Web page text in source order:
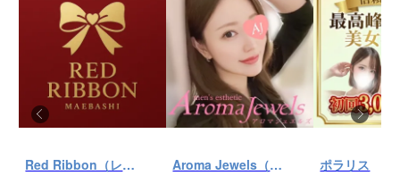
Red Ribbon（レッドリボン）前橋 Aroma Jewels（アロマ ジュエルズ）秋葉原ルーム ポラリス